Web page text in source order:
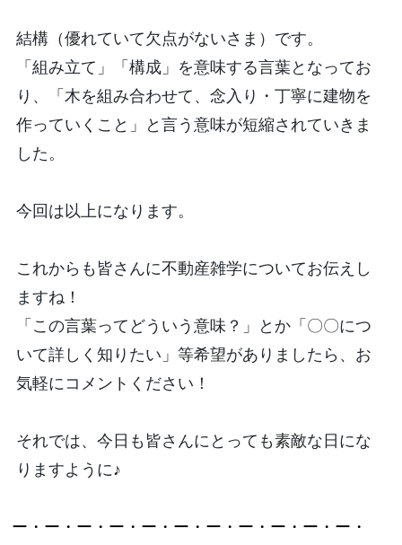
結構（優れていて欠点がないさま）です。
「組み立て」「構成」を意味する言葉となってお
り、「木を組み合わせて、念入り・丁寧に建物を
作っていくこと」と言う意味が短縮されていきま
した。
今回は以上になります。
これからも皆さんに不動産雑学についてお伝えし
ますね！
「この言葉ってどういう意味？」とか「〇〇につ
いて詳しく知りたい」等希望がありましたら、お
気軽にコメントください！
それでは、今日も皆さんにとっても素敵な日にな
りますように♪
ー・ー・ー・ー・ー・ー・ー・ー・ー・ー・ー・